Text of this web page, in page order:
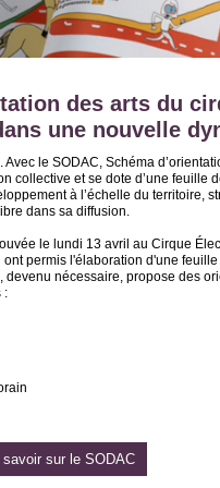
des arts du
une nouvelle
le SODAC, Schéma
collective et se dote d’une feuille
à l’échelle du territoire,
dans sa diffusion.
le lundi 13 avril au Cirque
permis l'élaboration d'une
nécessaire, propose des
:
savoir sur le SODAC